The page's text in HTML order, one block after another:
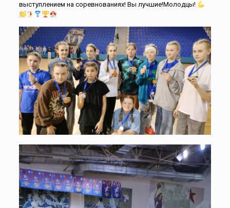
выступлением на соревнованиях! Вы лучшие!Молодцы!